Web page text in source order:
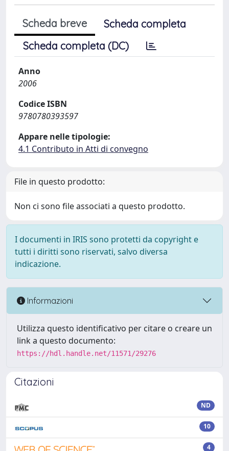
Scheda breve
Scheda completa
Scheda completa (DC)
Anno
2006
Codice ISBN
9780780393597
Appare nelle tipologie:
4.1 Contributo in Atti di convegno
File in questo prodotto:
Non ci sono file associati a questo prodotto.
I documenti in IRIS sono protetti da copyright e
tutti i diritti sono riservati, salvo diversa
indicazione.
Informazioni
Utilizza questo identificativo per citare o creare un
link a questo documento:
https://hdl.handle.net/11571/29276
Citazioni
ND
10
4